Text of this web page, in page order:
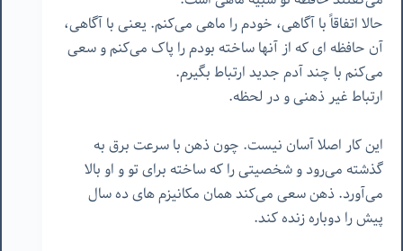
حالا اتفاقاً با آگاهی، خودم را ماهی می‌کنم. یعنی با آگاهی،
آن حافظه ای که از آنها ساخته بودم را پاک می‌کنم و سعی
می‌کنم با چند آدم جدید ارتباط بگیرم.
ارتباط غیر ذهنی و در لحظه.
این کار اصلا آسان نیست. چون ذهن با سرعت برق به
گذشته می‌رود و شخصیتی را که ساخته برای تو و او بالا
می‌آورد. ذهن سعی می‌کند همان مکانیزم های ده سال
پیش را دوباره زنده کند.